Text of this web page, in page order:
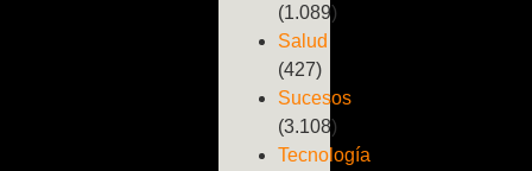
(1.089)
Salud
(427)
Sucesos
(3.108)
Tecnología